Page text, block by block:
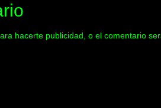
hacerte publicidad, o el comentario